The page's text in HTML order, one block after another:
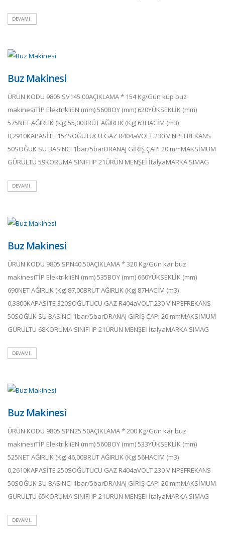
DEVAMI..
Buz Makinesi
ÜRÜN KODU 9805.SV145.00AÇIKLAMA * 154 Kg/Gün küp buz
makinesiTİP ElektrikliEN (mm) 560BOY (mm) 620YÜKSEKLİK (mm)
575NET AĞIRLIK (Kg) 55,00BRÜT AĞIRLIK (Kg) 63HACİM (m3)
0,2910KAPASİTE 154SOĞUTUCU GAZ R404aVOLT 230 V NPEFREKANS
50SOĞUK SU BASINCI 1bar/5barDRANAJ GİRİŞ ÇAPI 20 mmMAKSİMUM
GÜRÜLTÜ 59KORUMA SINIFI IP 21ÜRÜN MENŞEİ İtalyaMARKA SIMAG
DEVAMI..
Buz Makinesi
ÜRÜN KODU 9805.SPN40.50AÇIKLAMA * 320 Kg/Gün kar buz
makinesiTİP ElektrikliEN (mm) 535BOY (mm) 660YÜKSEKLİK (mm)
690NET AĞIRLIK (Kg) 87,00BRÜT AĞIRLIK (Kg) 87HACİM (m3)
0,3800KAPASİTE 320SOĞUTUCU GAZ R404aVOLT 230 V NPEFREKANS
50SOĞUK SU BASINCI 1bar/5barDRANAJ GİRİŞ ÇAPI 20 mmMAKSİMUM
GÜRÜLTÜ 68KORUMA SINIFI IP 21ÜRÜN MENŞEİ İtalyaMARKA SIMAG
DEVAMI..
Buz Makinesi
ÜRÜN KODU 9805.SPN25.50AÇIKLAMA * 200 Kg/Gün kar buz
makinesiTİP ElektrikliEN (mm) 560BOY (mm) 533YÜKSEKLİK (mm)
525NET AĞIRLIK (Kg) 46,00BRÜT AĞIRLIK (Kg) 56HACİM (m3)
0,2610KAPASİTE 250SOĞUTUCU GAZ R404aVOLT 230 V NPEFREKANS
50SOĞUK SU BASINCI 1bar/5barDRANAJ GİRİŞ ÇAPI 20 mmMAKSİMUM
GÜRÜLTÜ 65KORUMA SINIFI IP 21ÜRÜN MENŞEİ İtalyaMARKA SIMAG
DEVAMI..